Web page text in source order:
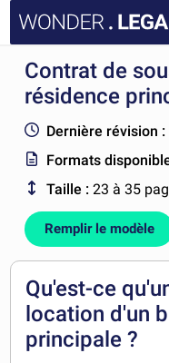
ACCUEIL
FAQ
MON COMPTE
Contrat de
résidence
Dernière révision :
Formats
Taille : 23 à 35
Remplir le modèle
Qu'est-ce
location d'un
principale ?